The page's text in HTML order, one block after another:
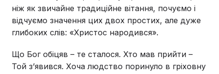
ніж як звичайне традиційне вітання, почуємо і
відчуємо значення цих двох простих, але дуже
глибоких слів: «Христос народився».
Що Бог обіцяв – те сталося. Хто мав прийти –
Той з’явився. Хоча людство поринуло в гріховну